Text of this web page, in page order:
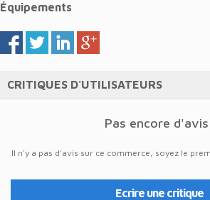
Équipements
CRITIQUES D'UTILISATEURS
Pas encore
Il n'y a pas d'avis sur ce commerce, soyez le
Ecrire une critique